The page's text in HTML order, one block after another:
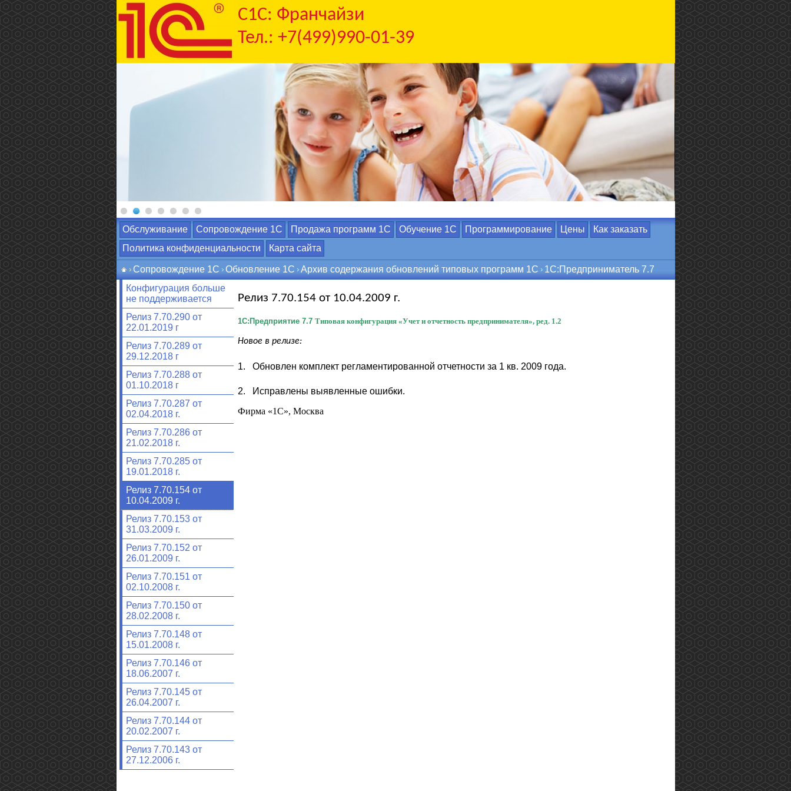
C1С: Франчайзи
Тел.: +7(499)990-01-39
Обслуживание Сопровождение 1С Продажа программ 1С Обучение 1С Программирование Цены
Как заказать
Политика конфиденциальности
Карта сайта
Сопровождение 1С Обновление 1С Архив содержания обновлений типовых программ 1С
1С:Предприниматель 7.7
Конфигурация больше
не поддерживается
Релиз 7.70.290 от
22.01.2019 г
Релиз 7.70.289 от
29.12.2018 г
Релиз 7.70.288 от
01.10.2018 г
Релиз 7.70.287 от
02.04.2018 г.
Релиз 7.70.286 от
21.02.2018 г.
Релиз 7.70.285 от
19.01.2018 г.
Релиз 7.70.154 от
10.04.2009 г.
Релиз 7.70.153 от
31.03.2009 г.
Релиз 7.70.152 от
26.01.2009 г.
Релиз 7.70.151 от
02.10.2008 г.
Релиз 7.70.150 от
28.02.2008 г.
Релиз 7.70.148 от
15.01.2008 г.
Релиз 7.70.146 от
18.06.2007 г.
Релиз 7.70.145 от
26.04.2007 г.
Релиз 7.70.144 от
20.02.2007 г.
Релиз 7.70.143 от
27.12.2006 г.
Релиз 7.70.154 от 10.04.2009 г.
1С:Предприятие 7.7 Типовая конфигурация «Учет и отчетность предпринимателя», ред. 1.2
Новое в релизе:
1. Обновлен комплект регламентированной отчетности за 1 кв. 2009 года.
2.
Исправлены выявленные ошибки.
Фирма «1С», Москва